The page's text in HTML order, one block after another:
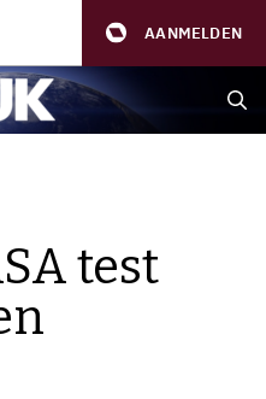
AANMELDEN
test